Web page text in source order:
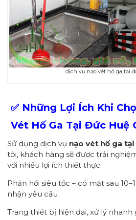
dịch vụ nạo vét hố ga tại
✅ Những Lợi Ích Khi
Vét Hố Ga Tại Đức Huệ
Sử dụng dịch vụ nạo vét hố ga tại
tôi, khách hàng sẽ được trải
với nhiều lợi ích thiết thực:
Phản hồi siêu tốc – có mặt sau
nhận yêu cầu
Trang thiết bị hiện đại, xử lý nhanh